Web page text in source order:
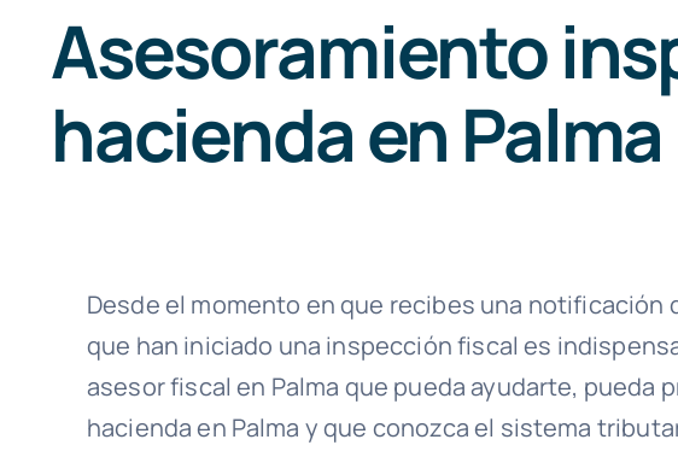
Asesoramiento
hacienda en Palma
Desde el momento en que recibes una notificación
que han iniciado una inspección fiscal es
asesor fiscal en Palma que pueda ayudarte, pueda
hacienda en Palma y que conozca el sistema